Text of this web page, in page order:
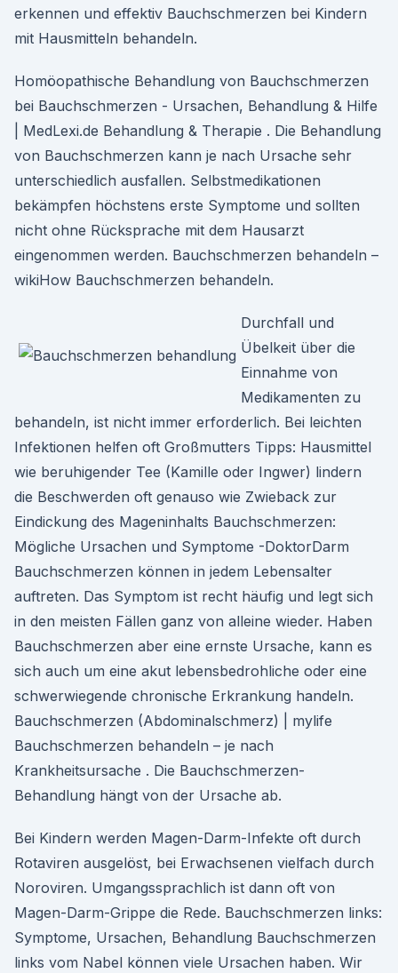
erkennen und effektiv Bauchschmerzen bei Kindern
mit Hausmitteln behandeln.
Homöopathische Behandlung von Bauchschmerzen
bei Bauchschmerzen - Ursachen, Behandlung & Hilfe
| MedLexi.de Behandlung & Therapie . Die Behandlung
von Bauchschmerzen kann je nach Ursache sehr
unterschiedlich ausfallen. Selbstmedikationen
bekämpfen höchstens erste Symptome und sollten
nicht ohne Rücksprache mit dem Hausarzt
eingenommen werden. Bauchschmerzen behandeln –
wikiHow Bauchschmerzen behandeln.
Durchfall und
Übelkeit über die
Einnahme von
Medikamenten zu
behandeln, ist nicht immer erforderlich. Bei leichten
Infektionen helfen oft Großmutters Tipps: Hausmittel
wie beruhigender Tee (Kamille oder Ingwer) lindern
die Beschwerden oft genauso wie Zwieback zur
Eindickung des Mageninhalts Bauchschmerzen:
Mögliche Ursachen und Symptome -DoktorDarm
Bauchschmerzen können in jedem Lebensalter
auftreten. Das Symptom ist recht häufig und legt sich
in den meisten Fällen ganz von alleine wieder. Haben
Bauchschmerzen aber eine ernste Ursache, kann es
sich auch um eine akut lebensbedrohliche oder eine
schwerwiegende chronische Erkrankung handeln.
Bauchschmerzen (Abdominalschmerz) | mylife
Bauchschmerzen behandeln – je nach
Krankheitsursache . Die Bauchschmerzen-
Behandlung hängt von der Ursache ab.
Bei Kindern werden Magen-Darm-Infekte oft durch
Rotaviren ausgelöst, bei Erwachsenen vielfach durch
Noroviren. Umgangssprachlich ist dann oft von
Magen-Darm-Grippe die Rede. Bauchschmerzen links:
Symptome, Ursachen, Behandlung Bauchschmerzen
links vom Nabel können viele Ursachen haben. Wir